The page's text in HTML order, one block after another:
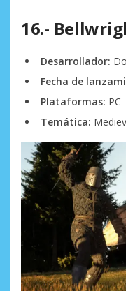
16.-
Desarrollador:
Fecha de
Plataformas: PC
Temática: